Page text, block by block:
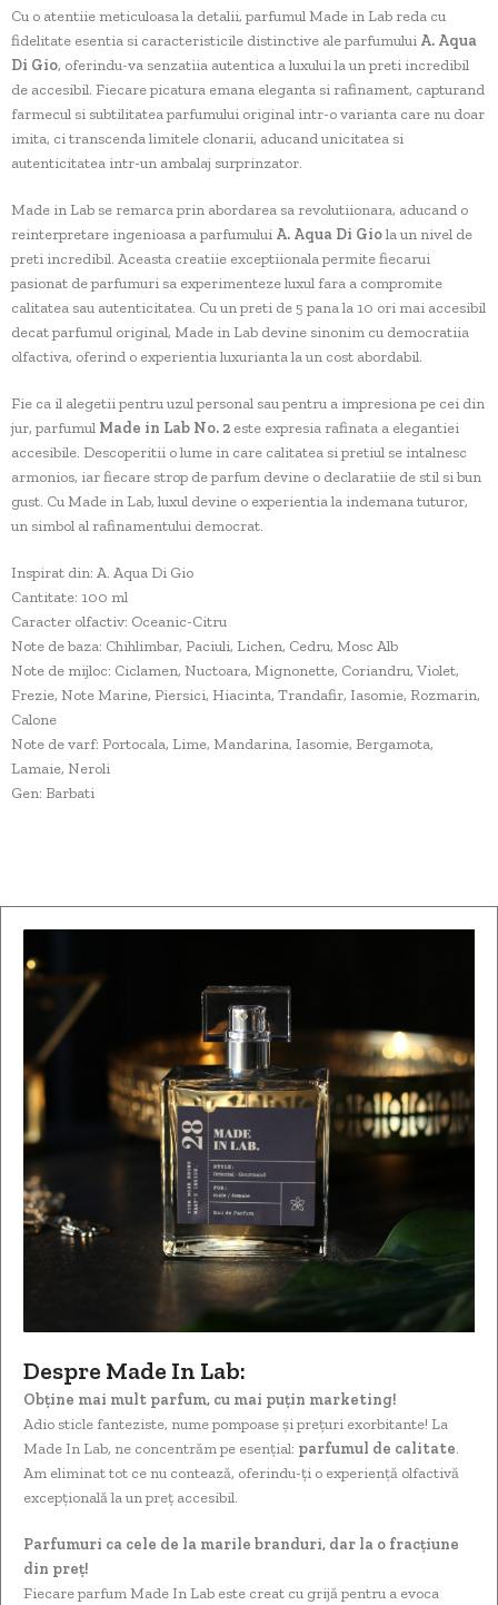
Cu o atentiie meticuloasa la detalii, parfumul Made in Lab reda cu
fidelitate esentia si caracteristicile distinctive ale parfumului A. Aqua
Di Gio, oferindu-va senzatiia autentica a luxului la un preti incredibil
de accesibil. Fiecare picatura emana eleganta si rafinament, capturand
farmecul si subtilitatea parfumului original intr-o varianta care nu doar
imita, ci transcenda limitele clonarii, aducand unicitatea si
autenticitatea intr-un ambalaj surprinzator.
Made in Lab se remarca prin abordarea sa revolutiionara, aducand o
reinterpretare ingenioasa a parfumului A. Aqua Di Giola un nivel de
preti incredibil. Aceasta creatiie exceptiionala permite fiecarui
pasionat de parfumuri sa experimenteze luxul fara a compromite
calitatea sau autenticitatea. Cu un preti de 5 pana la 10 ori mai accesibil
decat parfumul original, Made in Lab devine sinonim cu democratiia
olfactiva, oferind o experientia luxurianta la un cost abordabil.
Fie ca il alegetii pentru uzul personal sau pentru a impresiona pe cei din
jur, parfumul Made in Lab No. 2 este expresia rafinata a elegantiei
accesibile. Descoperitii o lume in care calitatea si pretiul se intalnesc
armonios, iar fiecare strop de parfum devine o declaratiie de stil si bun
gust. Cu Made in Lab, luxul devine o experientia la indemana tuturor,
un simbol al rafinamentului democrat.
Inspirat din: A. Aqua Di Gio
Cantitate: 100 ml
Caracter olfactiv: Oceanic-Citru
Note de baza: Chihlimbar, Paciuli, Lichen, Cedru, Mosc Alb
Note de mijloc: Ciclamen, Nuctoara, Mignonette, Coriandru, Violet,
Frezie, Note Marine, Piersici, Hiacinta, Trandafir, Iasomie, Rozmarin,
Calone
Note de varf: Portocala, Lime, Mandarina, Iasomie, Bergamota,
Lamaie, Neroli
Gen: Barbati
Despre Made In Lab:
Obține mai mult parfum, cu mai puțin marketing!
Adio sticle fanteziste, nume pompoase și prețuri exorbitante! La
Made In Lab, ne concentrăm pe esențial: parfumul de calitate.
Am eliminat tot ce nu contează, oferindu-ți o experiență olfactivă
excepțională la un preț accesibil.
Parfumuri ca cele de la marile branduri, dar la o fracțiune
din preț!
Fiecare parfum Made In Lab este creat cu grijă pentru a evoca